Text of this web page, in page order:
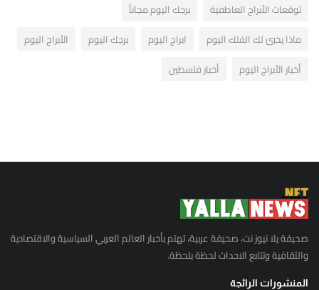
توقعات الأبراج العاطفية
برجك اليوم مجاناً
ماذا يخبئ لك الفلك اليوم
ابراج اليوم برجك اليوم
الأبراج اليوم
أخبار الأبراج اليوم
أخبار فلسطين
صحيفة يلا نيوز نت، صحيفة عربية، تهتم بأخبار العالم العربي السياسية والاقتصادية
والثقافية وتتابع الاحداث لحظة بلحظة.
المنشورات الرائجة